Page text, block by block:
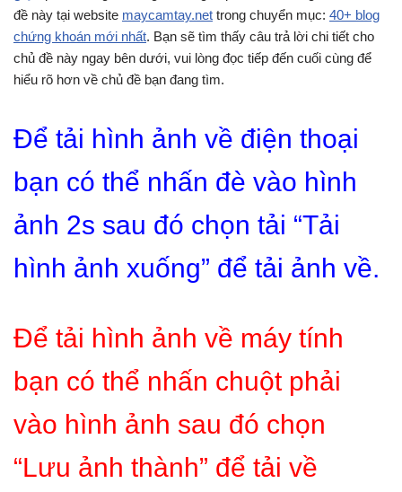
đề này tại website maycamtay.net trong chuyển mục: 40+ blog
chứng khoán mới nhất. Bạn sẽ tìm thấy câu trả lời chi tiết cho
chủ đề này ngay bên dưới, vui lòng đọc tiếp đến cuối cùng để
hiểu rõ hơn về chủ đề bạn đang tìm.
Để tải hình ảnh về điện thoại
bạn có thể nhấn đè vào hình
ảnh 2s sau đó chọn tải “Tải
hình ảnh xuống” để tải ảnh về.
Để tải hình ảnh về máy tính
bạn có thể nhấn chuột phải
vào hình ảnh sau đó chọn
“Lưu ảnh thành” để tải về